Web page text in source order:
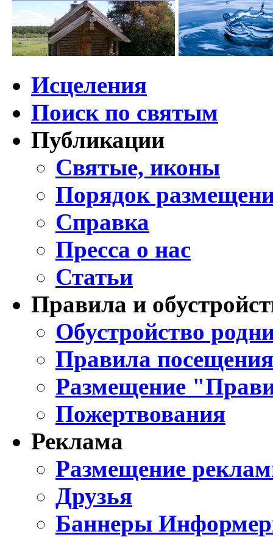
Исцеления
Поиск по святым
Публикации
Святые, иконы
Порядок
Справка
Пресса о нас
Статьи
Правила и
Обустройство
Правила
Размещение
Пожертвования
Реклама
Размещение
Друзья
Баннеры